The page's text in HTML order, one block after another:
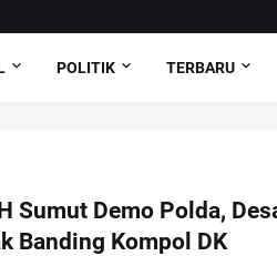
POLITIK TERBARU
Sumut Demo Polda,
Banding Kompol DK